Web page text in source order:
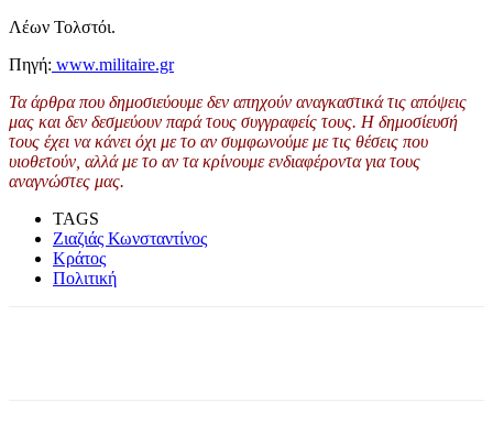
Λέων Τολστόι.
Πηγή: www.militaire.gr
Τα άρθρα που δημοσιεύουμε δεν απηχούν αναγκαστικά τις απόψεις
μας και δεν δεσμεύουν παρά τους συγγραφείς τους. Η δημοσίευσή
τους έχει να κάνει όχι με το αν συμφωνούμε με τις θέσεις που
υιοθετούν, αλλά με το αν τα κρίνουμε ενδιαφέροντα για τους
αναγνώστες μας.
TAGS
Ζιαζιάς Κωνσταντίνος
Κράτος
Πολιτική